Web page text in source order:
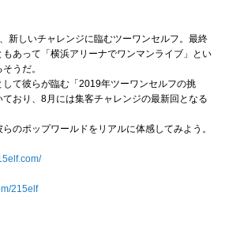
新しいチャレンジに臨むツーワンセルフ。最終
あって「横浜アリーナでワンマンライブ」とい
うだ。
て彼らが臨む「2019年ツーワンセルフの挑
おり、8月には集客チャレンジの最新回となる
のポップワールドをリアルに体感してみよう。
215elf